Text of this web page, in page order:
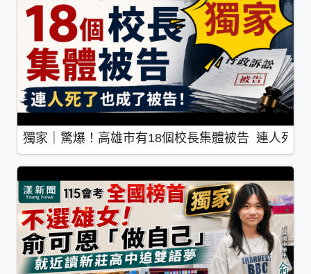
獨家｜驚爆！高雄市有18個校長集體被告 連人死了